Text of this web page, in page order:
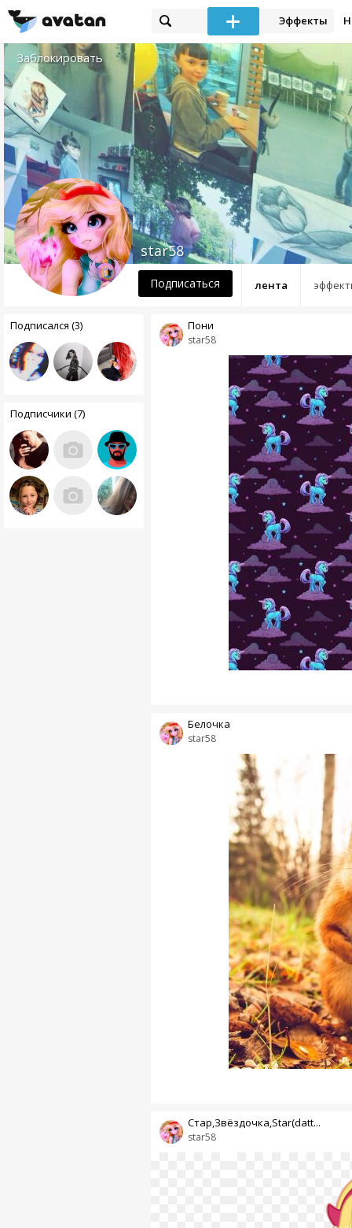
Эффекты
Заблокировать
лента
star58
Подписаться
Подписался (3)
Подписчики (7)
star58
Пони
star58
Белочка
star58
Стар,Звёздочка,Star(datt...